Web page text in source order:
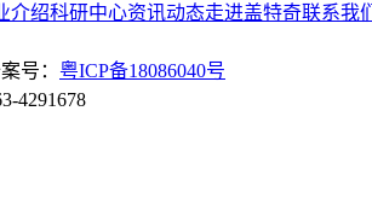
介绍科研中心资讯动态走进盖特奇联系我
号： 粤ICP备18086040号
4291678